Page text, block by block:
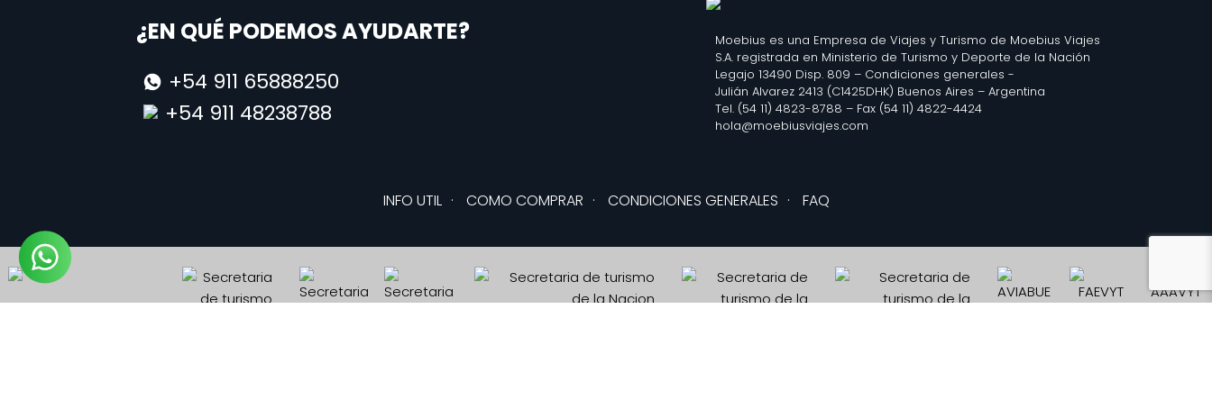
¿EN QUÉ PODEMOS AYUDARTE?
+54 911 65888250
+54 911 48238788
Moebius es una Empresa de Viajes y Turismo de Moebius Viajes
S.A. registrada en Ministerio de Turismo y Deporte de la Nación
Legajo 13490 Disp. 809 – Condiciones generales -
Julián Alvarez 2413 (C1425DHK) Buenos Aires – Argentina
Tel. (54 11) 4823-8788 – Fax (54 11) 4822-4424
hola@moebiusviajes.com
INFO UTIL · COMO COMPRAR · CONDICIONES GENERALES · FAQ